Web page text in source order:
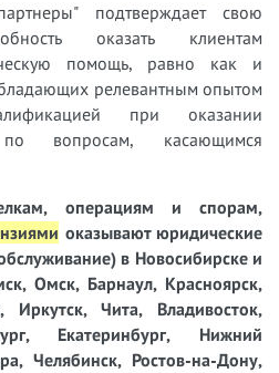
подтверждает свою
оказать клиентам
помощь, равно как и
релевантным опытом
при оказании
вопросам, касающимся
операциям и спорам,
оказывают юридические
в Новосибирске и
Омск, Барнаул, Красноярск,
Иркутск, Чита, Владивосток,
Екатеринбург, Нижний
Челябинск, Ростов-на-Дону,